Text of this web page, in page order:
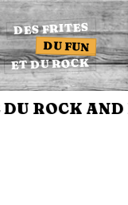
DES FRITES
DU FUN
ET DU ROCK
ROCK AND